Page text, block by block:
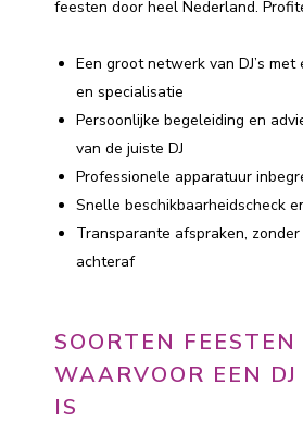
feesten door heel Nederland.
Een groot netwerk van DJ’s
en specialisatie
Persoonlijke begeleiding en
van de juiste DJ
Professionele apparatuur
Snelle beschikbaarheidscheck
Transparante afspraken,
achteraf
SOORTEN FEESTEN
WAARVOOR EEN
IS